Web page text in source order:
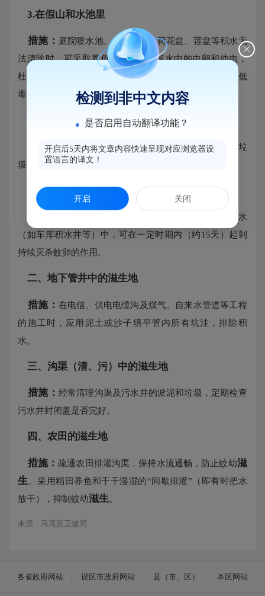
3.在假山和水池里
措施： 庭院喷水池、假山水池、荷花盆、莲盆等积水无
法清除时，可采取养鱼等方法，吃掉水中的虫卵和幼虫，
杜绝蚊虫
。如果换水不是很方便，可使用微生物源低
毒杀虫剂如苏云金杆菌等。
在家门口的瓶瓶罐罐里
措施：家居周围环境亦要保持干净，请勿乱扔乱倒垃
圾，瓶罐废弃前要倒干净里面的积水，垃圾袋需密封等。
在坑洼积水里
将杀虫缓释剂投放于难以清除或不能清除的积水
（如车库积水井等）中，可在一定时期内（约15天）起到
持续灭杀蚊卵的作用。
二、地下管井中的滋生地
措施： 在电信、供电电缆沟及煤气、自来水管道等工程
的施工时，应用泥土或沙子填平管内所有坑洼，排除积
水。
三、沟渠（清、污）中的滋生地
措施： 经常清理沟渠及污水井的淤泥和垃圾，定期检查
污水井封闭盖是否完好。
四、农田的滋生地
措施： 疏通农田排灌沟渠，保持水流通畅，防止蚊幼滋
生 。采用稻田养鱼和干干湿湿的“间歇排灌”（即有时把水
放干），抑制蚊幼滋生。
来源：马尾区卫健局
各省政府网站 设区市政府网站 县（市、区） 本区网站
检测到非中文内容
是否启用自动翻译功能？
开启后5天内将文章内容快速呈现对应浏览器设
置语言的译文！
开启 关闭